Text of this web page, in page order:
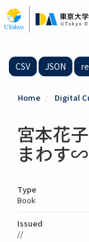
to
main
CSV JSON
Home Digital
宮本花
まわす
Type
Book
Issued
//